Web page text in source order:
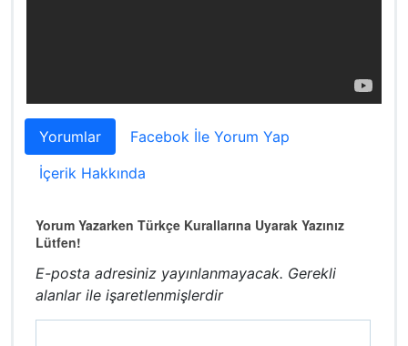
Yorumlar
Facebok İle Yorum Yap
İçerik Hakkında
Yorum Yazarken Türkçe Kurallarına Uyarak Yazınız
Lütfen!
E-posta adresiniz yayınlanmayacak. Gerekli
alanlar ile işaretlenmişlerdir